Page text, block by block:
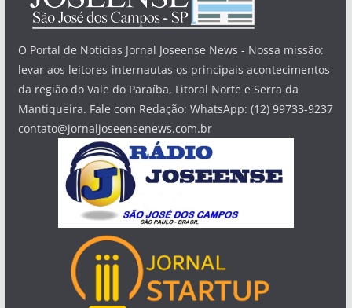
O Portal de Notícias Jornal Joseense News - Nossa missão:
levar aos leitores-internautas os principais acontecimentos
da região do Vale do Paraíba, Litoral Norte e Serra da
Mantiqueira. Fale com Redação: WhatsApp: (12) 99733-9237
contato@jornaljoseensenews.com.br